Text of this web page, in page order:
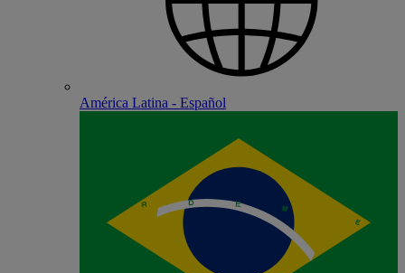
América Latina - Español